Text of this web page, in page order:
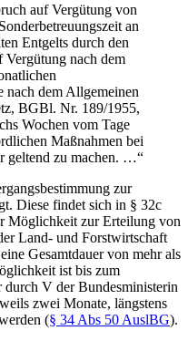
auf Vergütung von
an
Entgelts durch den
nach dem
nach dem Allgemeinen
BGBl. Nr. 189/1955,
Wochen vom Tage
Maßnahmen bei
geltend zu machen. …“
zur
Diese findet sich in § 32c
Möglichkeit zur Erteilung von
Land- und Forstwirtschaft
Gesamtdauer von mehr als
ist bis zum
durch V der Bundesministerin
zwei Monate, längstens
(§ 34 Abs 50 AuslBG).